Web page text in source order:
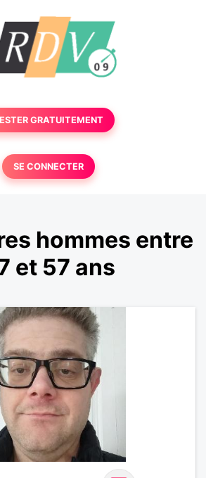
GRATUITEMENT
SE CONNECTER
hommes entre
et 57 ans